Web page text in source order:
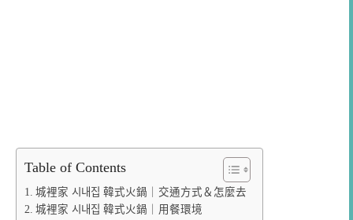
Table of Contents
城裡家 시내집 韓式火鍋｜交通方式＆怎麼去
城裡家 시내집 韓式火鍋｜用餐環境